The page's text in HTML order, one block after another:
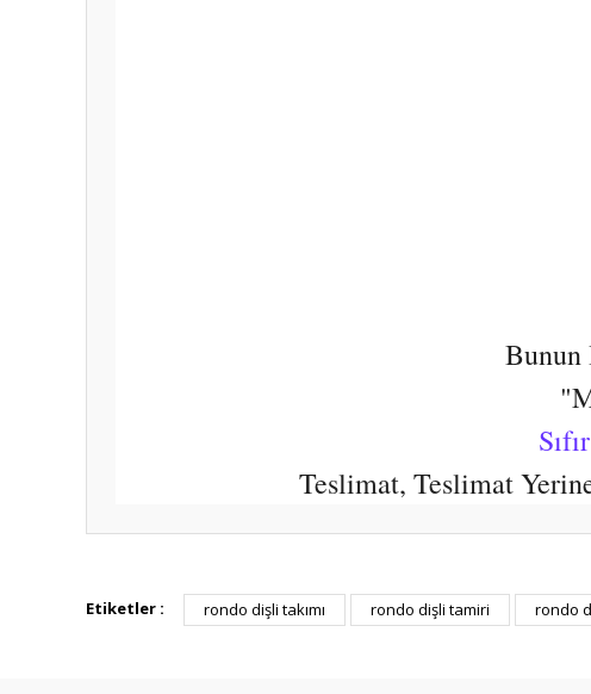
Bunun
Teslimat, Teslimat
Görüş ve önerileriniz için teşekkür ederiz.
Etiketler : rondo dişli takımı rondo dişli tamiri rondo